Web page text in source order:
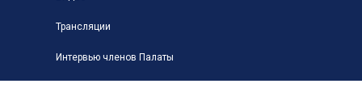
Трансляции
Интервью членов Палаты